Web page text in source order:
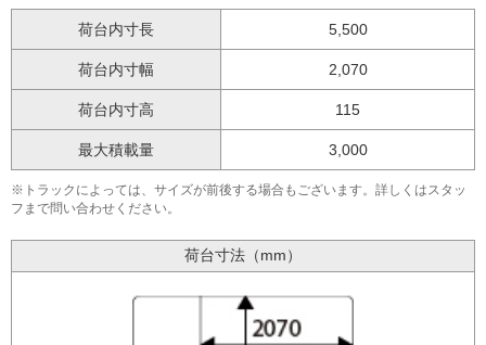
荷台内寸長 5,500
荷台内寸幅 2,070
荷台内寸高 115
最大積載量 3,000
※トラックによっては、サイズが前後する場合もございます。詳しくはスタッ
フまで問い合わせください。
荷台寸法（mm）